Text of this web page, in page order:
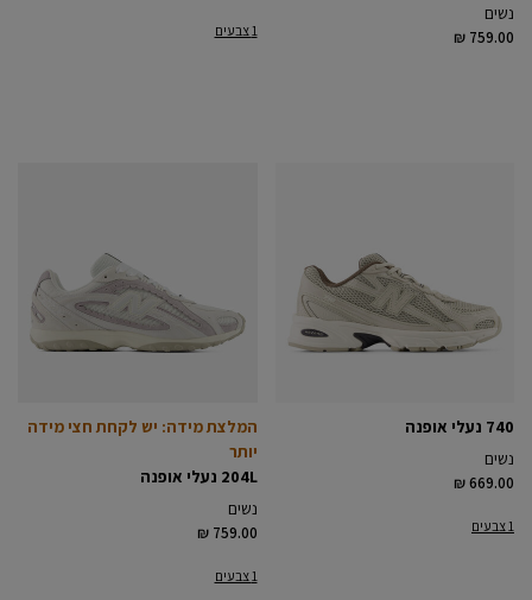
נשים
₪ 759.00 1 צבעים
740 נעלי אופנה
נשים
₪ 669.00
1 צבעים
המלצת מידה: יש לקחת חצי מידה
יותר
204L נעלי אופנה
נשים
₪ 759.00
1 צבעים